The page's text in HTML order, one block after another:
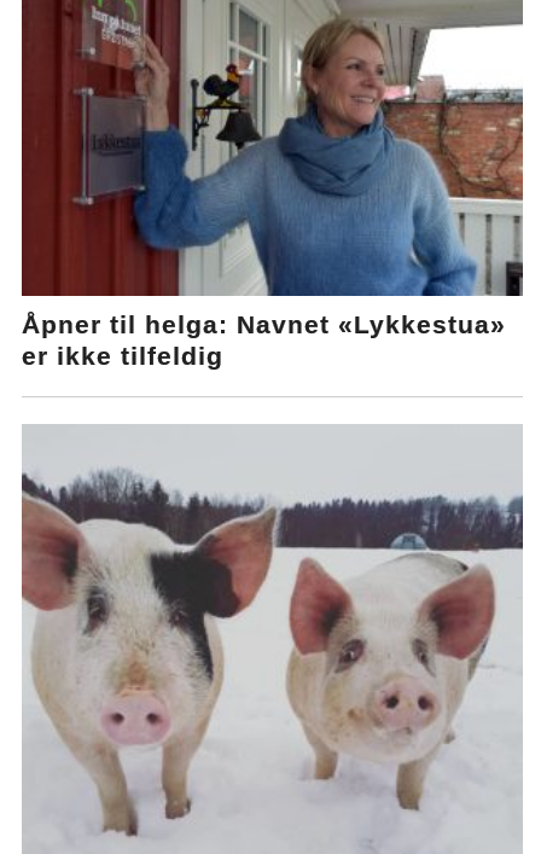
Åpner til helga: Navnet «Lykkestua»
er ikke tilfeldig